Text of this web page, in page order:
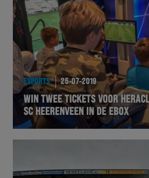
Team Zwart Wit
Futsal
eSports
Academie
ESPORTS 25-07-2019
WIN TWEE TICKETS VOOR
SC HEERENVEEN IN DE EBOX